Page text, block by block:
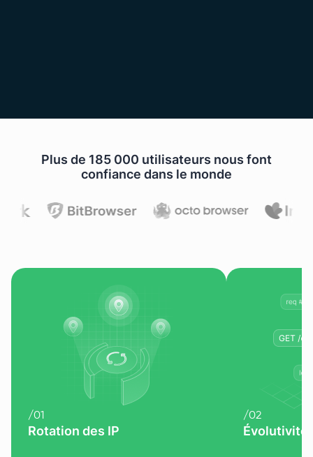
Plus de 185 000 utilisateurs nous font
confiance dans le monde
/01
Rotation des IP
/02
Évolutivité